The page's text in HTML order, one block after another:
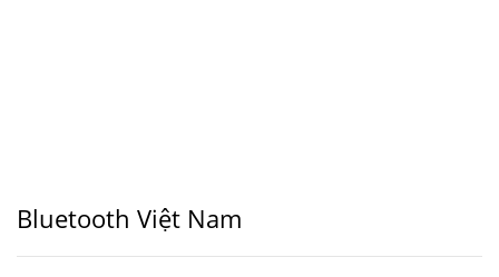
Bluetooth Việt Nam